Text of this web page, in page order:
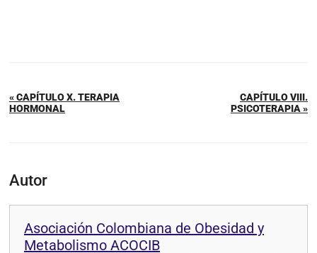
« CAPÍTULO X. TERAPIA
HORMONAL
CAPÍTULO VIII.
PSICOTERAPIA »
Autor
Asociación Colombiana de Obesidad y
Metabolismo ACOCIB